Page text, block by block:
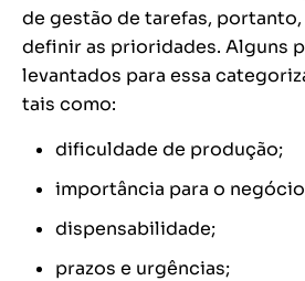
de gestão de tarefas,
definir as prioridades. Alguns
levantados para essa
tais como:
dificuldade de produção;
importância para o
dispensabilidade;
prazos e urgências;